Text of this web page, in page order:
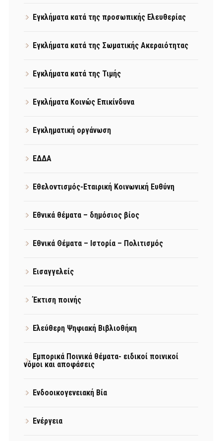
Εγκλήματα κατά της προσωπικής Ελευθερίας
Εγκλήματα κατά της Σωματικής Ακεραιότητας
Εγκλήματα κατά της Τιμής
Εγκλήματα Κοινώς Επικίνδυνα
Εγκληματική οργάνωση
ΕΔΔΑ
Εθελοντισμός-Εταιρική Κοινωνική Ευθύνη
Εθνικά θέματα – δημόσιος βίος
Εθνικά Θέματα – Ιστορία – Πολιτισμός
Εισαγγελείς
Έκτιση ποινής
Ελεύθερη Ψηφιακή Βιβλιοθήκη
Εμπορικά Ποινικά θέματα- ειδικοί ποινικοί
νόμοι και αποφάσεις
Ενδοοικογενειακή Βία
Ενέργεια